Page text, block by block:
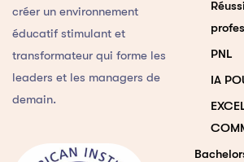
créer un environnement
éducatif stimulant et
transformateur qui forme les
leaders et les managers de
demain.
PNL
IA